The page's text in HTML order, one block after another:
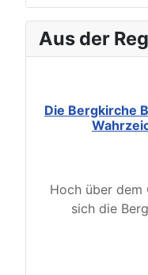
Aus der
Die Bergkirche
Hoch über dem
sich die